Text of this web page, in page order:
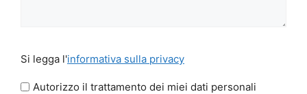
legga
l'informativa
Si legga l'informativa sulla privacy
Autorizzo il trattamento dei miei dati personali